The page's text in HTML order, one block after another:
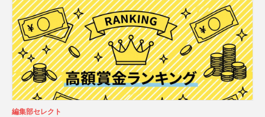
編集部セレクト